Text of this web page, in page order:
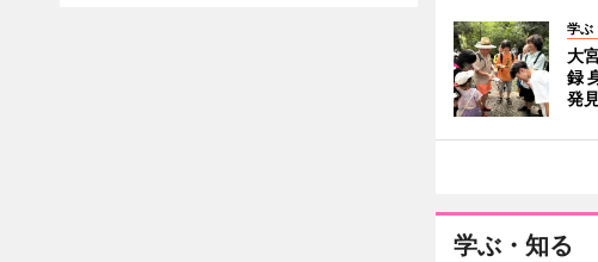
学ぶ
大
録
発
学ぶ・知る